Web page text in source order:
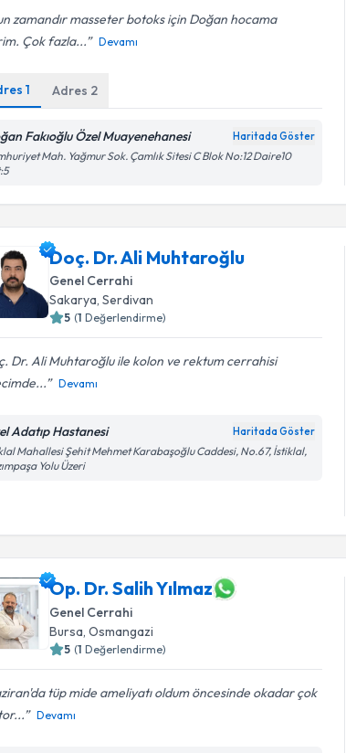
zamandır masseter botoks için Doğan hocama
Çok fazla...
Devamı
1 Adres 2
Fakıoğlu Özel Muayenehanesi Haritada Göster
Mah. Yağmur Sok. Çamlık Sitesi C Blok No:12 Daire10
Doç. Dr. Ali Muhtaroğlu
Genel Cerrahi
Sakarya, Serdivan
5 (1 Değerlendirme)
Dr. Ali Muhtaroğlu ile kolon ve rektum cerrahisi
Devamı
Adatıp Hastanesi Haritada Göster
Mahallesi Şehit Mehmet Karabaşoğlu Caddesi, No.67, İstiklal,
Yolu Üzeri
Op. Dr. Salih Yılmaz
Genel Cerrahi
Bursa , Osmangazi
5 (1 Değerlendirme)
tüp mide ameliyatı oldum öncesinde okadar çok
Devamı